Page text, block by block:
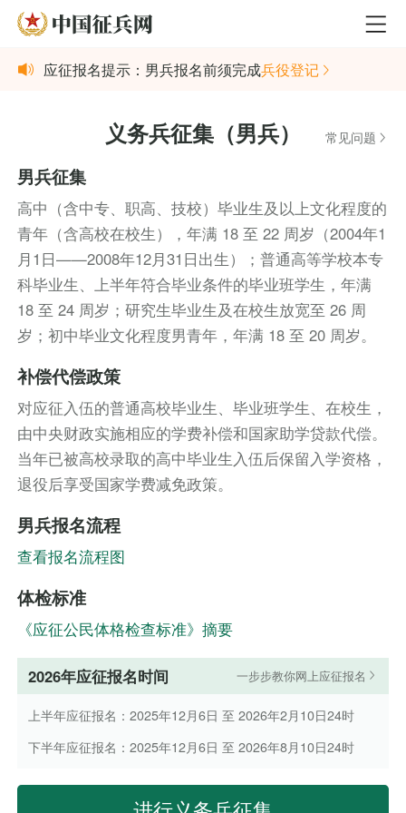
应征报名提示：男兵报名前须完成兵役登记
义务兵征集（男兵） 常见问题
男兵征集
高中（含中专、职高、技校）毕业生及以上文化程度的
青年（含高校在校生），年满 18 至 22 周岁（2004年1
月1日——2008年12月31日出生）；普通高等学校本专
科毕业生、上半年符合毕业条件的毕业班学生，年满
18 至 24 周岁；研究生毕业生及在校生放宽至 26 周
岁；初中毕业文化程度男青年，年满 18 至 20 周岁。
补偿代偿政策
对应征入伍的普通高校毕业生、毕业班学生、在校生，
由中央财政实施相应的学费补偿和国家助学贷款代偿。
当年已被高校录取的高中毕业生入伍后保留入学资格，
退役后享受国家学费减免政策。
男兵报名流程
查看报名流程图
体检标准
《应征公民体格检查标准》摘要
2026年应征报名时间 一步步教你网上应征报名
上半年应征报名：2025年12月6日 至 2026年2月10日24时
下半年应征报名：2025年12月6日 至 2026年8月10日24时